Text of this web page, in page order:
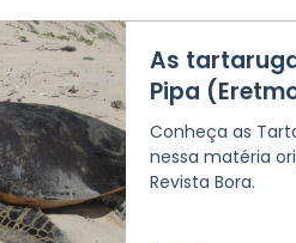
As
Pipa
Conheça as
nessa matéria
Revista Bora.